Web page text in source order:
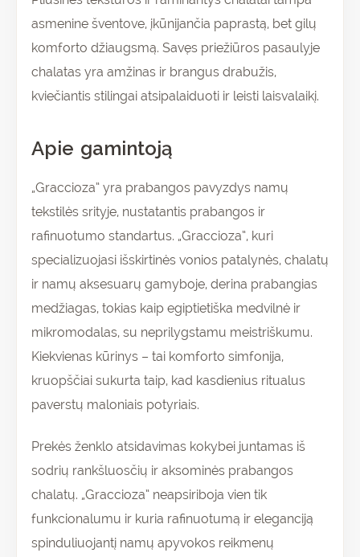
asmenine šventove, įkūnijančia paprastą, bet gilų
komforto džiaugsmą. Savęs priežiūros pasaulyje
chalatas yra amžinas ir brangus drabužis,
kviečiantis stilingai atsipalaiduoti ir leisti laisvalaikį.
Apie gamintoją
„Graccioza” yra prabangos pavyzdys namų
tekstilės srityje, nustatantis prabangos ir
rafinuotumo standartus. „Graccioza”, kuri
specializuojasi išskirtinės vonios patalynės, chalatų
ir namų aksesuarų gamyboje, derina prabangias
medžiagas, tokias kaip egiptietiška medvilnė ir
mikromodalas, su neprilygstamu meistriškumu.
Kiekvienas kūrinys – tai komforto simfonija,
kruopščiai sukurta taip, kad kasdienius ritualus
paverstų maloniais potyriais.
Prekės ženklo atsidavimas kokybei juntamas iš
sodrių rankšluosčių ir aksominės prabangos
chalatų. „Graccioza” neapsiriboja vien tik
funkcionalumu ir kuria rafinuotumą ir eleganciją
spinduliuojantį namų apyvokos reikmenų